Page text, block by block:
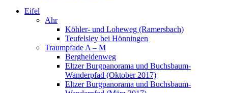
Eifel
Ahr
Köhler- und Loheweg (Ramersbach)
Teufelsley bei Hönningen
Traumpfade A – M
Bergheidenweg
Eltzer Burgpanorama und Buchsbaum-
Wanderpfad (Oktober 2017)
Eltzer Burgpanorama und Buchsbaum-